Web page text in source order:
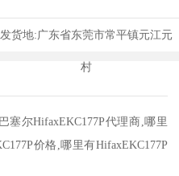
发货地:广东省东莞市常平镇元江元
村
塞尔HifaxEKC177P代理商,哪里
价格,哪里有HifaxEKC177P